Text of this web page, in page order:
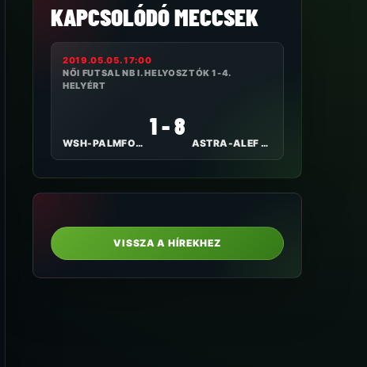
KAPCSOLÓDÓ MECCSEK
2019.05.05. 17:00
NŐI FUTSAL NB I. HELYOSZTÓK 1-4.
HELYÉRT
WSH-PALMFOOD TOLNA-MÖZS
1 - 8
ASTRA-ALEF KKFHÁZI BULLS
VISSZA A HÍREKHEZ